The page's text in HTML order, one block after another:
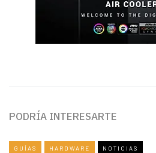
PODRÍA INTERESARTE
GUÍAS HARDWARE NOTICIAS